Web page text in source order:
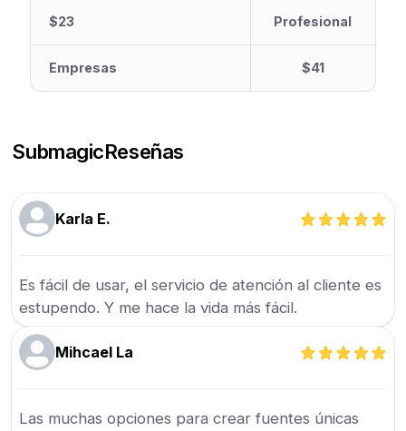
$23 Profesional
Empresas $41
SubmagicReseñas
Karla E.
Es fácil de usar, el servicio de atención al cliente es
estupendo. Y me hace la vida más fácil.
Mihcael La
Las muchas opciones para crear fuentes únicas